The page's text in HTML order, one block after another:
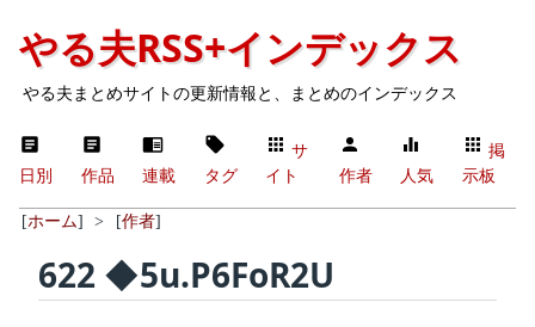
やる夫RSS+インデックス
やる夫まとめサイトの更新情報と、まとめのインデックス
日別 作品 連載 タグ
サ
イト
作者 人気
掲
示板
[ホーム] > [作者]
622 ◆5u.P6FoR2U